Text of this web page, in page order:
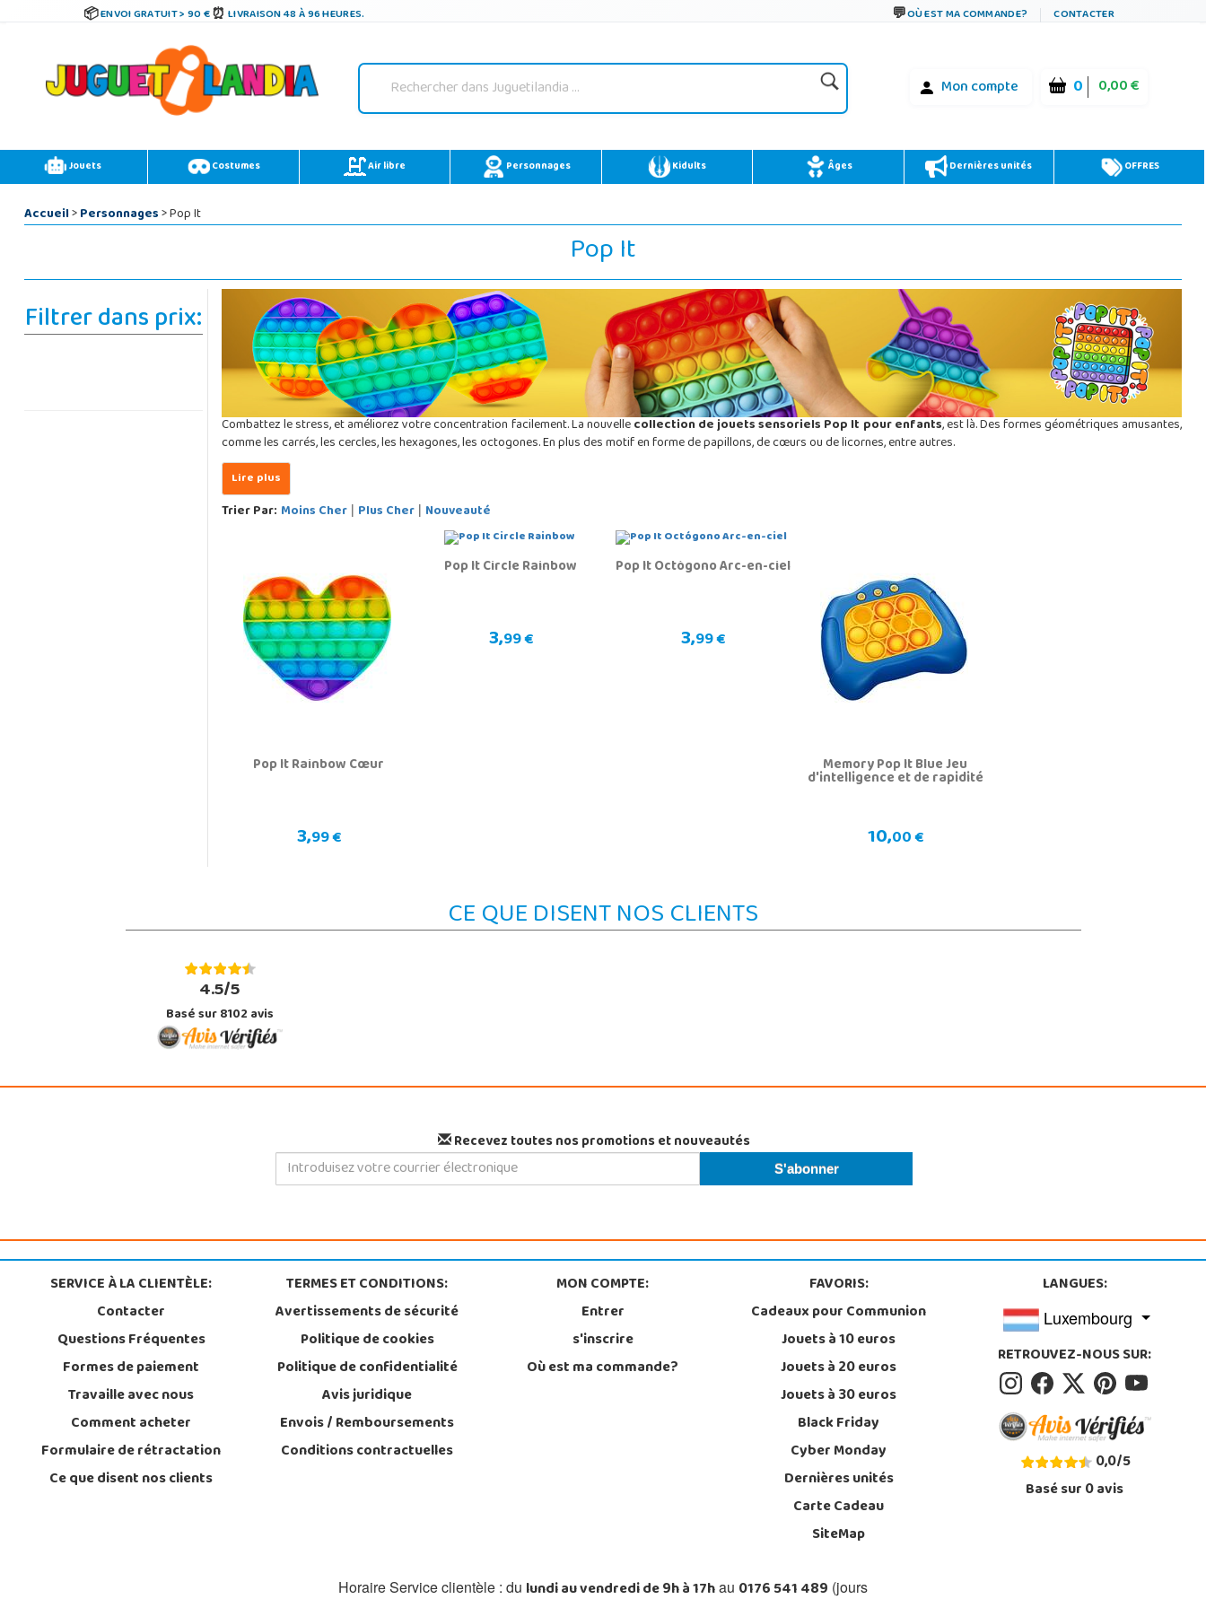
ENVOI GRATUIT > 90 € LIVRAISON 48 À 96 HEURES. OÙ EST MA COMMANDE? CONTACTER
Mon compte 0 0,00 €
Jouets Costumes Air libre Personnages Kidults Âges Dernières unités OFFRES
Accueil>Personnages> Pop It
Pop It
Filtrer dans prix:
Combattez le stress, et améliorez votre concentration facilement. La nouvellecollection de jouets sensoriels Pop It pour enfants, est là. Des formes géométriques amusantes,
comme les carrés, les cercles, les hexagones, les octogones. En plus des motif en forme de papillons, de cœurs ou de licornes, entre autres.
Trier Par: Moins Cher| Plus Cher| Nouveauté
Pop It Rainbow Cœur
3,99 €
Pop It Circle Rainbow
3,99 €
Pop It Octógono Arc-en-ciel
3,99 €
Memory Pop It Blue Jeu
d'intelligence et de rapidité
10,00 €
CE QUE DISENT NOS CLIENTS
4.5/5
Basé sur 8102 avis
Recevez toutes nos promotions et nouveautés
SERVICE À LA CLIENTÈLE:
Contacter
Questions Fréquentes
Formes de paiement
Travaille avec nous
Comment acheter
Formulaire de rétractation
Ce que disent nos clients
TERMES ET CONDITIONS:
Avertissements de sécurité
Politique de cookies
Politique de confidentialité
Avis juridique
Envois / Remboursements
Conditions contractuelles
MON COMPTE:
Entrer
s'inscrire
Où est ma commande?
FAVORIS:
Cadeaux pour Communion
Jouets à 10 euros
Jouets à 20 euros
Jouets à 30 euros
Black Friday
Cyber Monday
Dernières unités
Carte Cadeau
SiteMap
LANGUES:
Luxembourg
RETROUVEZ-NOUS SUR:
0,0/5
Basé sur0avis
Horaire Service clientèle : du lundi au vendredi de 9h à 17hau 0176 541 489 (jours